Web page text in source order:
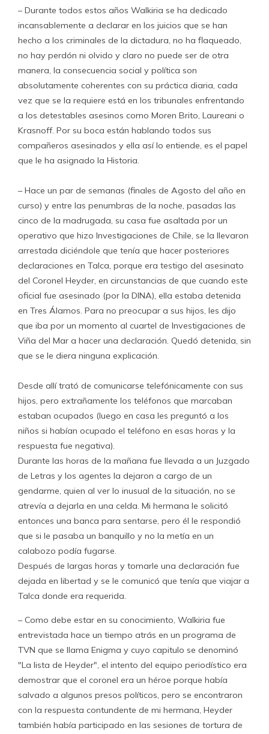
– Durante todos estos años Walkiria se ha dedicado
incansablemente a declarar en los juicios que se han
hecho a los criminales de la dictadura, no ha flaqueado,
no hay perdón ni olvido y claro no puede ser de otra
manera, la consecuencia social y política son
absolutamente coherentes con su práctica diaria, cada
vez que se la requiere está en los tribunales enfrentando
a los detestables asesinos como Moren Brito, Laureani o
Krasnoff. Por su boca están hablando todos sus
compañeros asesinados y ella así lo entiende, es el papel
que le ha asignado la Historia.
– Hace un par de semanas (finales de Agosto del año en
curso) y entre las penumbras de la noche, pasadas las
cinco de la madrugada, su casa fue asaltada por un
operativo que hizo Investigaciones de Chile, se la llevaron
arrestada diciéndole que tenía que hacer posteriores
declaraciones en Talca, porque era testigo del asesinato
del Coronel Heyder, en circunstancias de que cuando este
oficial fue asesinado (por la DINA), ella estaba detenida
en Tres Álamos. Para no preocupar a sus hijos, les dijo
que iba por un momento al cuartel de Investigaciones de
Viña del Mar a hacer una declaración. Quedó detenida, sin
que se le diera ninguna explicación.
Desde allí trató de comunicarse telefónicamente con sus
hijos, pero extrañamente los teléfonos que marcaban
estaban ocupados (luego en casa les preguntó a los
niños si habían ocupado el teléfono en esas horas y la
respuesta fue negativa).
Durante las horas de la mañana fue llevada a un Juzgado
de Letras y los agentes la dejaron a cargo de un
gendarme, quien al ver lo inusual de la situación, no se
atrevía a dejarla en una celda. Mi hermana le solicitó
entonces una banca para sentarse, pero él le respondió
que si le pasaba un banquillo y no la metía en un
calabozo podía fugarse.
Después de largas horas y tomarle una declaración fue
dejada en libertad y se le comunicó que tenía que viajar a
Talca donde era requerida.
– Como debe estar en su conocimiento, Walkiria fue
entrevistada hace un tiempo atrás en un programa de
TVN que se llama Enigma y cuyo capitulo se denominó
"La lista de Heyder", el intento del equipo periodístico era
demostrar que el coronel era un héroe porque había
salvado a algunos presos políticos, pero se encontraron
con la respuesta contundente de mi hermana, Heyder
también había participado en las sesiones de tortura de